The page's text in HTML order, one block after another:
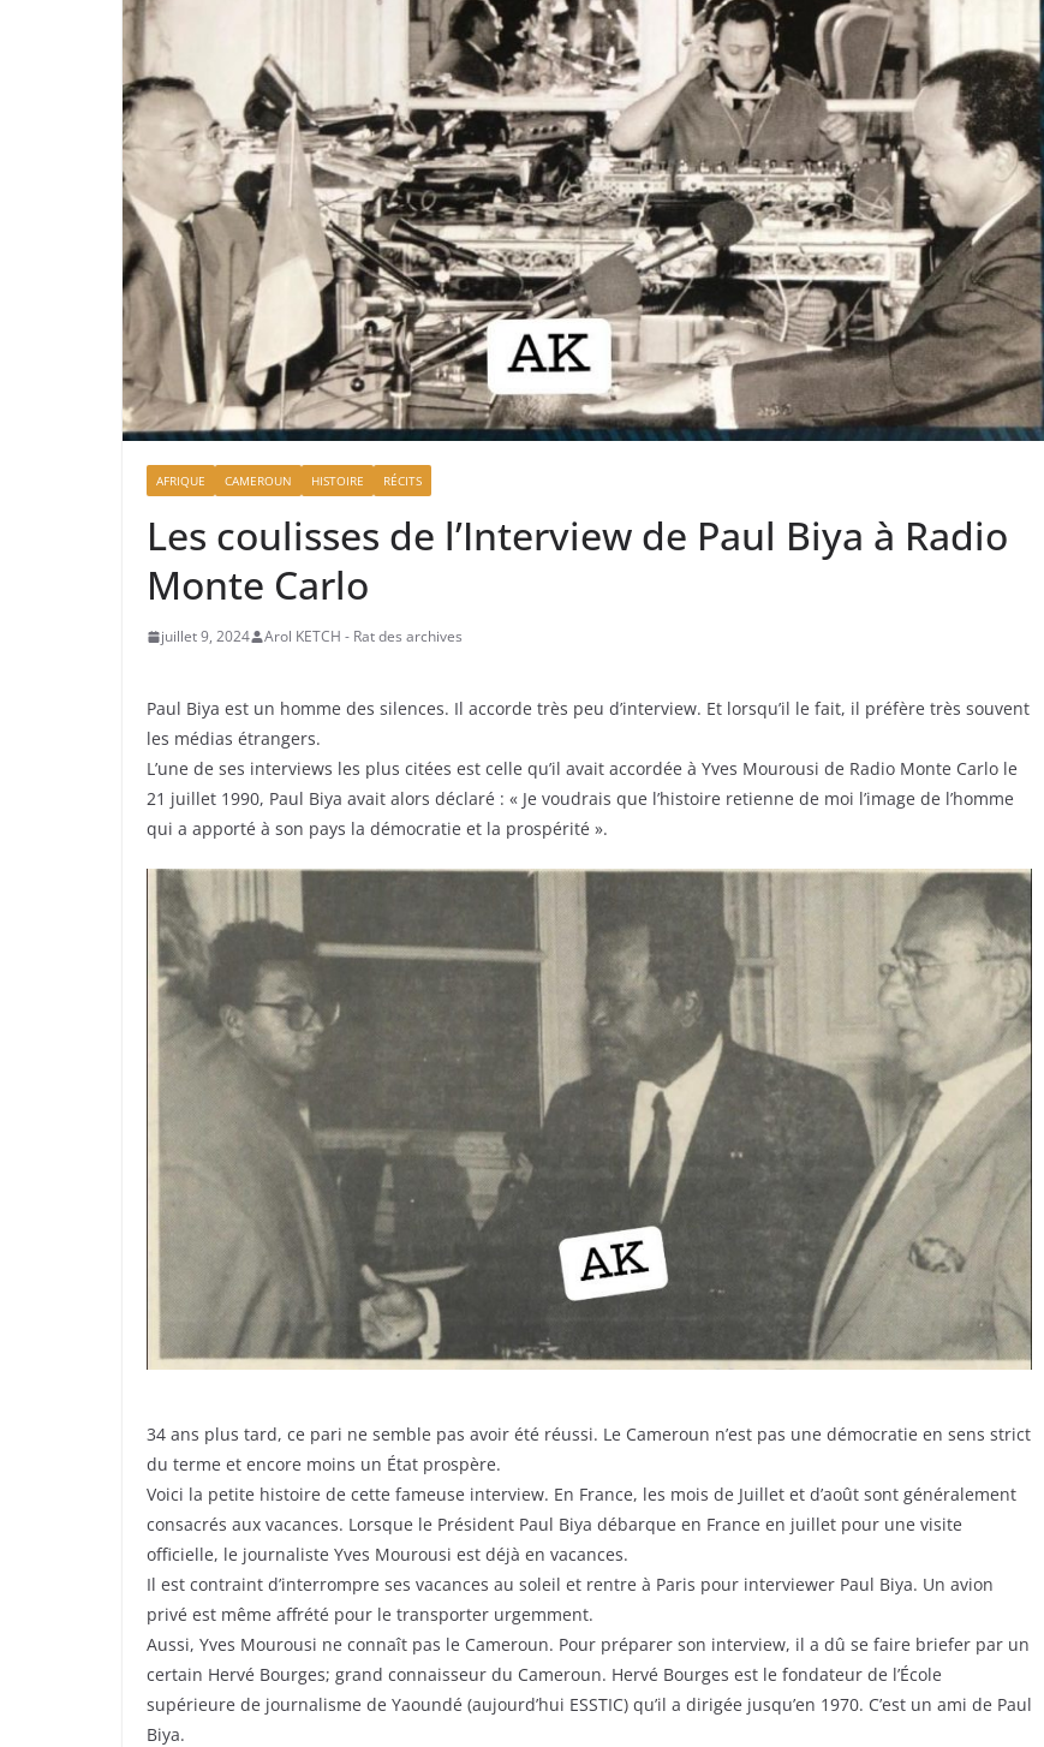
AFRIQUE CAMEROUN HISTOIRE RÉCITS
Les coulisses de l’Interview de Paul Biya à Radio
Monte Carlo
juillet 9, 2024 Arol KETCH - Rat des archives
Paul Biya est un homme des silences. Il accorde très peu d’interview. Et lorsqu’il le fait, il préfère très souvent
les médias étrangers.
L’une de ses interviews les plus citées est celle qu’il avait accordée à Yves Mourousi de Radio Monte Carlo le
21 juillet 1990, Paul Biya avait alors déclaré : « Je voudrais que l’histoire retienne de moi l’image de l’homme
qui a apporté à son pays la démocratie et la prospérité ».
34 ans plus tard, ce pari ne semble pas avoir été réussi. Le Cameroun n’est pas une démocratie en sens strict
du terme et encore moins un État prospère.
Voici la petite histoire de cette fameuse interview. En France, les mois de Juillet et d’août sont généralement
consacrés aux vacances. Lorsque le Président Paul Biya débarque en France en juillet pour une visite
officielle, le journaliste Yves Mourousi est déjà en vacances.
Il est contraint d’interrompre ses vacances au soleil et rentre à Paris pour interviewer Paul Biya. Un avion
privé est même affrété pour le transporter urgemment.
Aussi, Yves Mourousi ne connaît pas le Cameroun. Pour préparer son interview, il a dû se faire briefer par un
certain Hervé Bourges; grand connaisseur du Cameroun. Hervé Bourges est le fondateur de l’École
supérieure de journalisme de Yaoundé (aujourd’hui ESSTIC) qu’il a dirigée jusqu’en 1970. C’est un ami de Paul
Biya.